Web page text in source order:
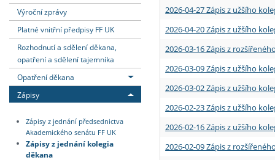
Absolventi fakulty
Vyjíždějící zaměstnanci
Výroční zprávy
Platné vnitřní předpisy FF UK
Rozhodnutí a sdělení děkana,
opatření a sdělení tajemníka
Opatření děkana
Zápisy
Zápisy z jednání předsednictva
Akademického senátu FF UK
Zápisy z jednání kolegia
děkana
2026-04-27 Zápis z užšího
2026-04-20 Zápis z užšího
2026-03-16 Zápis z
2026-03-09 Zápis z užšího
2026-03-02 Zápis z užšího
2026-02-23 Zápis z užšího
2026-02-16 Zápis z užšího
2026-02-09 Zápis z